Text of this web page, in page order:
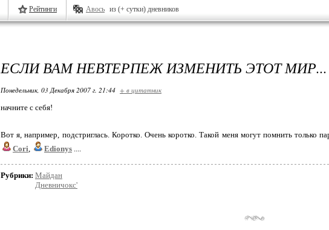
Рейтинги Авось из (+ сутки) дневников
ЕСЛИ ВАМ НЕВТЕРПЕЖ ИЗМЕНИТЬ ЭТОТ МИР...
Понедельник, 03 Декабря 2007 г. 21:44 + в цитатник
начните с себя!
Вот я, например, подстриглась. Коротко. Очень коротко. Такой меня могут помнить только
Cori, Edionys ....
Рубрики: Майдан
Дневничокс'